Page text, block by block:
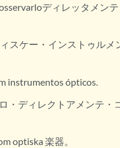
ディレッタメンテ
スケー・インストゥルメ
instrumentos ópticos.
・ディレクトアメンテ・
optiska 楽器。